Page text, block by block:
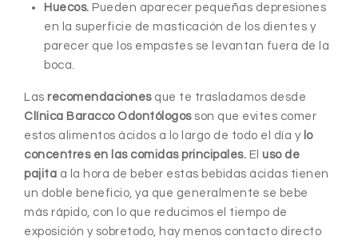
Huecos. Pueden aparecer pequeñas depresiones
en la superficie de masticación de los dientes y
parecer que los empastes se levantan fuera de la
boca.
Las recomendacionesque te trasladamos desde
Clínica Baracco Odontólogosson que evites comer
estos alimentos ácidos a lo largo de todo el día y lo
concentres en las comidas principales. El uso de
pajita a la hora de beber estas bebidas ácidas tienen
un doble beneficio, ya que generalmente se bebe
más rápido, con lo que reducimos el tiempo de
exposición y sobretodo, hay menos contacto directo